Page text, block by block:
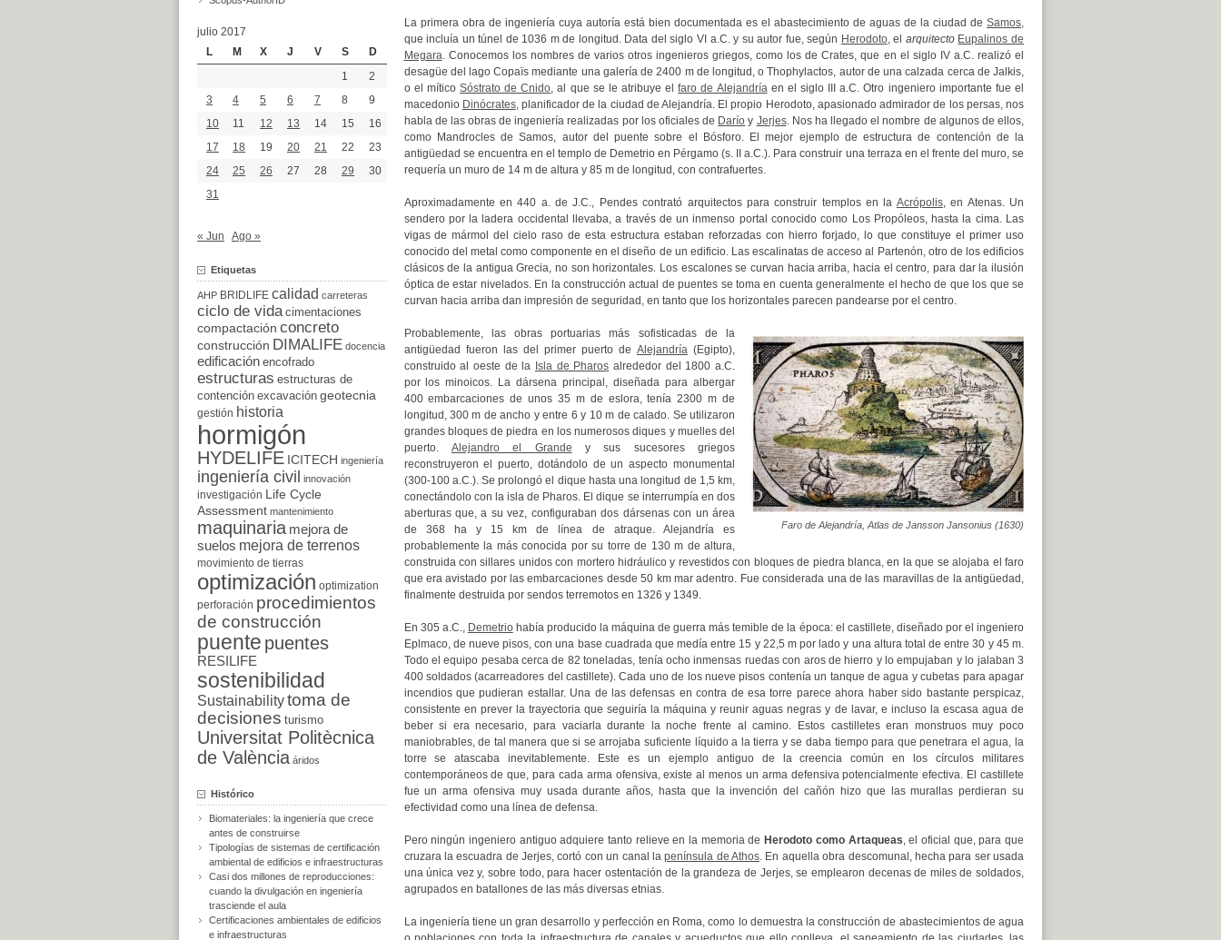
La primera obra de ingeniería cuya autoría está bien documentada es el abastecimiento de aguas de la ciudad de Samos,
que incluía un túnel de 1036 m de longitud. Data del siglo VI a.C. y su autor fue, según Herodoto, el arquitecto Eupalinos de
Megara. Conocemos los nombres de varios otros ingenieros griegos, como los de Crates, que en el siglo IV a.C. realizó el
desagüe del lago Copaïs mediante una galería de 2400 m de longitud, o Thophylactos, autor de una calzada cerca de Jalkis,
o el mítico Sóstrato de Cnido, al que se le atribuye elfaro de Alejandríaen el siglo III a.C. Otro ingeniero importante fue el
macedonio Dinócrates, planificador de la ciudad de Alejandría. El propio Herodoto, apasionado admirador de los persas, nos
habla de las obras de ingeniería realizadas por los oficiales de Darío y Jerjes. Nos ha llegado el nombre de algunos de ellos,
como Mandrocles de Samos, autor del puente sobre el Bósforo. El mejor ejemplo de estructura de contención de la
antigüedad se encuentra en el templo de Demetrio en Pérgamo (s. II a.C.). Para construir una terraza en el frente del muro, se
requería un muro de 14 m de altura y 85 m de longitud, con contrafuertes.
Aproximadamente en 440 a. de J.C., Pendes contrató arquitectos para construir templos en la Acrópolis, en Atenas. Un
sendero por la ladera occidental llevaba, a través de un inmenso portal conocido como Los Propóleos, hasta la cima. Las
vigas de mármol del cielo raso de esta estructura estaban reforzadas con hierro forjado, lo que constituye el primer uso
conocido del metal como componente en el diseño de un edificio. Las escalinatas de acceso al Partenón, otro de los edificios
clásicos de la antigua Grecia, no son horizontales. Los escalones se curvan hacia arriba, hacia el centro, para dar la ilusión
óptica de estar nivelados. En la construcción actual de puentes se toma en cuenta generalmente el hecho de que los que se
curvan hacia arriba dan impresión de seguridad, en tanto que los horizontales parecen pandearse por el centro.
Faro de Alejandría, Atlas de Jansson Jansonius (1630)
Probablemente, las obras portuarias más sofisticadas de la
antigüedad fueron las del primer puerto de Alejandría(Egipto),
construido al oeste de la Isla de Pharos alrededor del 1800 a.C.
por los minoicos. La dársena principal, diseñada para albergar
400 embarcaciones de unos 35 m de eslora, tenía 2300 m de
longitud, 300 m de ancho y entre 6 y 10 m de calado. Se utilizaron
grandes bloques de piedra en los numerosos diques y muelles del
puerto. Alejandro el Grande y sus sucesores griegos
reconstruyeron el puerto, dotándolo de un aspecto monumental
(300-100 a.C.).Se prolongó el dique hasta una longitud de 1,5 km,
conectándolo con la isla de Pharos. El dique se interrumpía en dos
aberturas que, a su vez, configuraban dos dársenas con un área
de 368 ha y 15 km de línea de atraque. Alejandría es
probablemente la más conocida por su torre de 130 m de altura,
construida con sillares unidos con mortero hidráulico y revestidos con bloques de piedra blanca, en la que se alojaba el faro
que era avistado por las embarcaciones desde 50 km mar adentro. Fue considerada una de las maravillas de la antigüedad,
finalmente destruida por sendos terremotos en 1326 y 1349.
En 305 a.C., Demetriohabía producido la máquina de guerra más temible de la época: el castillete, diseñado por el ingeniero
Eplmaco, de nueve pisos, con una base cuadrada que medía entre 15 y 22,5 m por lado y una altura total de entre 30 y 45 m.
Todo el equipo pesaba cerca de 82 toneladas, tenía ocho inmensas ruedas con aros de hierro y lo empujaban y lo jalaban 3
400 soldados (acarreadores del castillete). Cada uno de los nueve pisos contenía un tanque de agua y cubetas para apagar
incendios que pudieran estallar. Una de las defensas en contra de esa torre parece ahora haber sido bastante perspicaz,
consistente en prever la trayectoria que seguiría la máquina y reunir aguas negras y de lavar, e incluso la escasa agua de
beber si era necesario, para vaciarla durante la noche frente al camino. Estos castilletes eran monstruos muy poco
maniobrables, de tal manera que si se arrojaba suficiente líquido a la tierra y se daba tiempo para que penetrara el agua, la
torre se atascaba inevitablemente. Este es un ejemplo antiguo de la creencia común en los círculos militares
contemporáneos de que, para cada arma ofensiva, existe al menos un arma defensiva potencialmente efectiva. El castillete
fue un arma ofensiva muy usada durante años, hasta que la invención del cañón hizo que las murallas perdieran su
efectividad como una línea de defensa.
Pero ningún ingeniero antiguo adquiere tanto relieve en la memoria de Herodoto como Artaqueas, el oficial que, para que
cruzara la escuadra de Jerjes, cortó con un canal lapenínsula de Athos. En aquella obra descomunal, hecha para ser usada
una única vez y, sobre todo, para hacer ostentación de la grandeza de Jerjes, se emplearon decenas de miles de soldados,
agrupados en batallones de las más diversas etnias.
La ingeniería tiene un gran desarrollo y perfección en Roma, como lo demuestra la construcción de abastecimientos de agua
julio 2017
L
M X J V S
D
1
2
3
4 5 6 7 8
9
10
11 12 13 14 15
16
17
18 19 20 21 22
23
24
25 26 27 28 29
30
31
« Jun Ago »
Etiquetas
AHP BRIDLIFE calidad carreteras
ciclo de vida cimentaciones
compactación concreto
construcción DIMALIFE docencia
edificación encofrado
estructuras estructuras de
contención excavación geotecnia
gestión historia
hormigón
HYDELIFE ICITECH ingeniería
ingeniería civil innovación
investigación
Life Cycle
Assessment mantenimiento
maquinaria mejora de
suelos mejora de terrenos
movimiento de tierras
optimización optimization
perforación procedimientos
de construcción
puente puentes
RESILIFE
sostenibilidad
Sustainabilitytoma de
decisiones turismo
Universitat Politècnica
de València áridos
Histórico
Biomateriales: la ingeniería que crece
antes de construirse
Tipologías de sistemas de certificación
ambiental de edificios e infraestructuras
Casi dos millones de reproducciones:
cuando la divulgación en ingeniería
trasciende el aula
Certificaciones ambientales de edificios
e infraestructuras